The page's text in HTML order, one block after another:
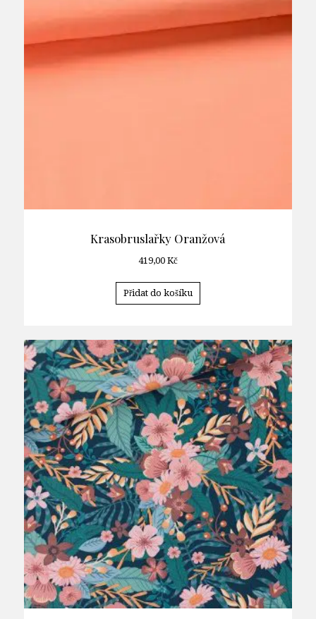
Krasobruslařky Oranžová
419,00 Kč
Přidat do košíku